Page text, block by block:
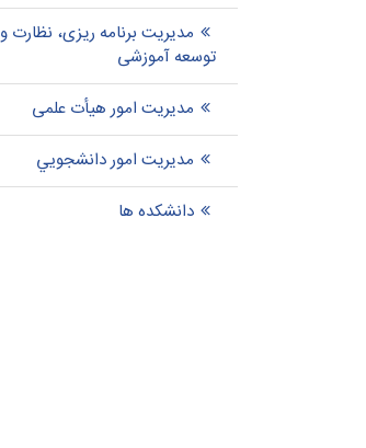
مدیریت برنامه ریزی، نظارت و
توسعه آموزشی
مدیریت امور هیأت علمی
مدیریت امور دانشجويي
دانشکده ها